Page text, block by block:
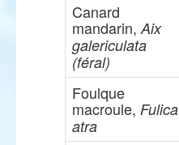
Canard
mandarin, Aix
galericulata
(féral)
Foulque
macroule, Fulica
atra